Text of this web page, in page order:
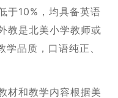
于10%，均具备英语
教是北美小学教师或
品质，口语纯正、
材和教学内容根据美